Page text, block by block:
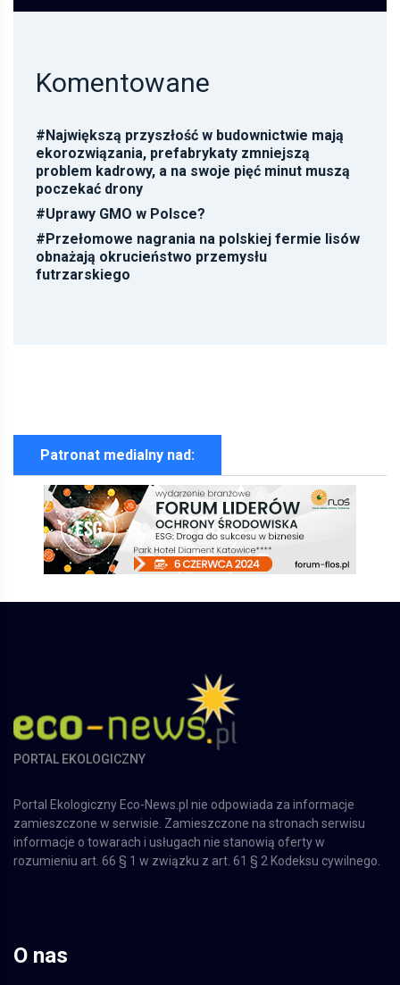
Komentowane
#Największą przyszłość w budownictwie mają
ekorozwiązania, prefabrykaty zmniejszą
problem kadrowy, a na swoje pięć minut muszą
poczekać drony
#Uprawy GMO w Polsce?
#Przełomowe nagrania na polskiej fermie lisów
obnażają okrucieństwo przemysłu
futrzarskiego
Patronat medialny nad:
Portal Ekologiczny Eco-News.pl nie odpowiada za informacje
zamieszczone w serwisie. Zamieszczone na stronach serwisu
informacje o towarach i usługach nie stanowią oferty w
O nas
Reklama w Portalu